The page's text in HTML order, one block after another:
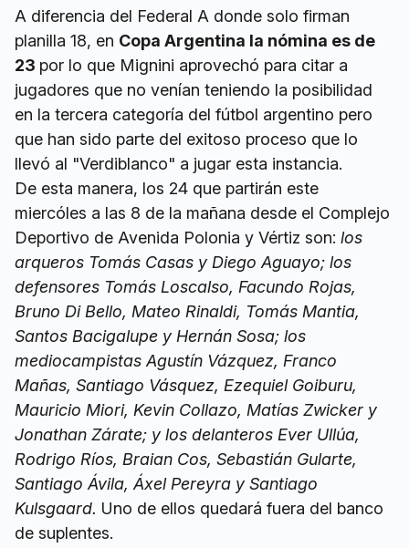
A diferencia del Federal A donde solo firman
planilla 18, en Copa Argentina la nómina es de
23 por lo que Mignini aprovechó para citar a
jugadores que no venían teniendo la posibilidad
en la tercera categoría del fútbol argentino pero
que han sido parte del exitoso proceso que lo
llevó al "Verdiblanco" a jugar esta instancia.
De esta manera, los 24 que partirán este
miercóles a las 8 de la mañana desde el Complejo
Deportivo de Avenida Polonia y Vértiz son: los
arqueros Tomás Casas y Diego Aguayo; los
defensores Tomás Loscalso, Facundo Rojas,
Bruno Di Bello, Mateo Rinaldi, Tomás Mantia,
Santos Bacigalupe y Hernán Sosa; los
mediocampistas Agustín Vázquez, Franco
Mañas, Santiago Vásquez, Ezequiel Goiburu,
Mauricio Miori, Kevin Collazo, Matías Zwicker y
Jonathan Zárate; y los delanteros Ever Ullúa,
Rodrigo Ríos, Braian Cos, Sebastián Gularte,
Santiago Ávila, Áxel Pereyra y Santiago
Kulsgaard. Uno de ellos quedará fuera del banco
de suplentes.